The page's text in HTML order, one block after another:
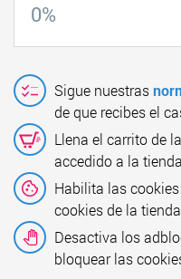
0%
Sigue nuestras
de que recibes el
Llena el carrito de
accedido a la
Habilita las
cookies de la tienda
Desactiva los
bloquear las